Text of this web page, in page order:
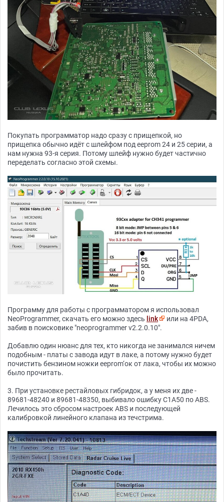
Покупать программатор надо сразу с прищепкой, но
прищепка обычно идёт с шлейфом под eeprom 24 и 25 серии, а
нам нужна 93-я серия. Потому шлейф нужно будет частично
переделать согласно этой схемы.
Программу для работы с программатором я использовал
NeoProgrammer, скачать его можно здесь link
или на 4PDA,
забив в поисковике "neoprogrammer v2.2.0.10".
Добавлю один нюанс для тех, кто никогда не занимался ничем
подобным - платы с завода идут в лаке, а потому нужно будет
почистить бензином ножки eeprom‘ок от лака, чтобы их можно
было прочитать.
3. При установке рестайловых гибридок, а у меня их две -
89681-48240 и 89681-48350, выбивало ошибку C1A50 по ABS.
Лечилось это сбросом настроек ABS и последующей
калибровкой линейного клапана из течстрима.